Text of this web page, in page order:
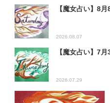
【魔女占い】8
2026.08.07
【魔女占い】7
2026.07.29